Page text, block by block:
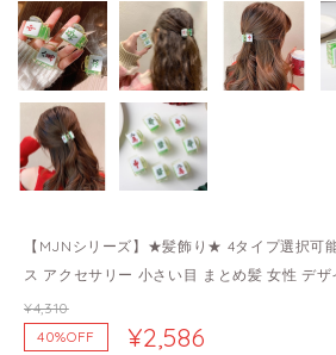
【MJNシリーズ】★髪飾り★ 4タイプ選択可
ス アクセサリー 小さい目 まとめ髪 女性 デ
¥4,310
40%OFF
¥2,586